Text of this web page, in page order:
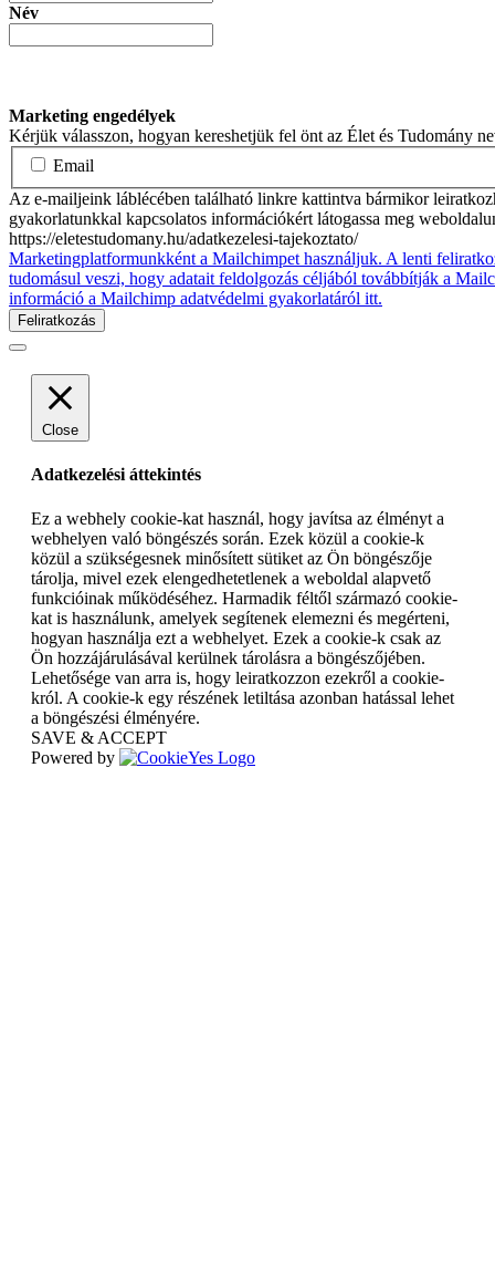
Név
Marketing engedélyek
Kérjük válasszon, hogyan kereshetjük fel önt az Élet és Tudomány
Email
Az e-mailjeink láblécében található linkre kattintva bármikor
gyakorlatunkkal kapcsolatos információkért látogassa meg
https://eletestudomany.hu/adatkezelesi-tajekoztato/
Marketingplatformunkként a Mailchimpet használjuk. A lenti
tudomásul veszi, hogy adatait feldolgozás céljából továbbítják a
információ a Mailchimp adatvédelmi gyakorlatáról itt.
Close
Adatkezelési áttekintés
Ez a webhely cookie-kat használ, hogy javítsa az élményt a
webhelyen való böngészés során. Ezek közül a cookie-k
közül a szükségesnek minősített sütiket az Ön böngészője
tárolja, mivel ezek elengedhetetlenek a weboldal alapvető
funkcióinak működéséhez. Harmadik féltől származó cookie-
kat is használunk, amelyek segítenek elemezni és megérteni,
hogyan használja ezt a webhelyet. Ezek a cookie-k csak az
Ön hozzájárulásával kerülnek tárolásra a böngészőjében.
Lehetősége van arra is, hogy leiratkozzon ezekről a cookie-
król. A cookie-k egy részének letiltása azonban hatással lehet
a böngészési élményére.
SAVE & ACCEPT
Powered by